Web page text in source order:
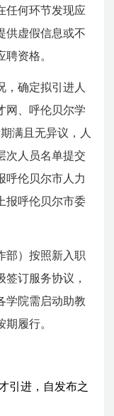
任何环节发现应
供虚假信息或不
资格。
，确定拟引进人
网、呼伦贝尔学
满且无异议，人
次人员名单提交
呼伦贝尔市人力
报呼伦贝尔市委
部）按照新入职
签订服务协议，
学院需启动助教
履行。
引进，自发布之